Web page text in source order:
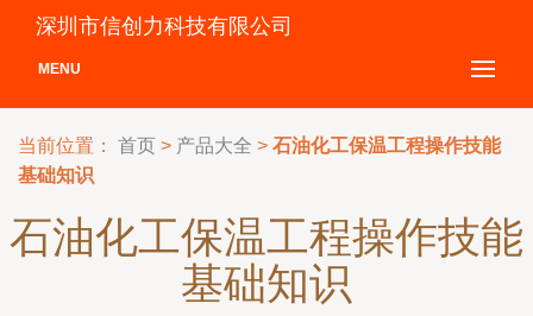
深圳市信创力科技有限公司
MENU
当前位置： 首页 > 产品大全 > 石油化工保温工程操作技能
基础知识
石油化工保温工程操作技能
基础知识